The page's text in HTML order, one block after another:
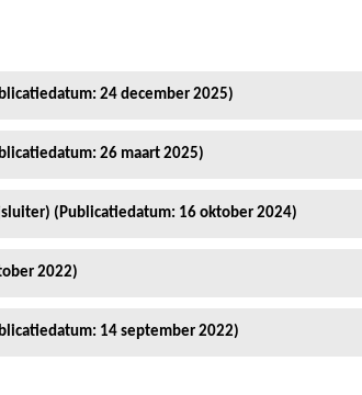
24 december 2025)
26 maart 2025)
(Publicatiedatum: 16 oktober 2024)
2022)
14 september 2022)